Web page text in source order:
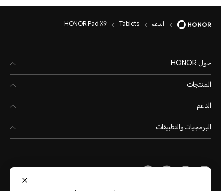
الدعم Tablets
HONOR Pad X9
حول HONOR
المنتجات
الدعم
البرمجيات والتطبيقات